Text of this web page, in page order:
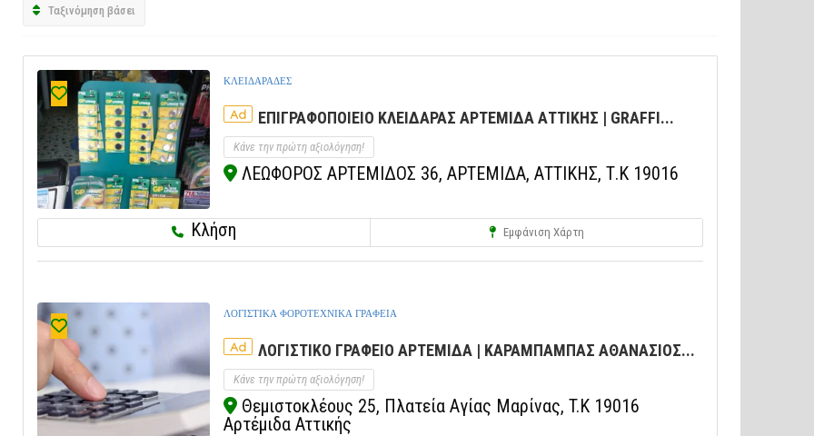
Ταξινόμηση βάσει
ΚΛΕΙΔΑΡΑΔΕΣ
Ad ΕΠΙΓΡΑΦΟΠΟΙΕΙΟ ΚΛΕΙΔΑΡΑΣ ΑΡΤΕΜΙΔΑ ΑΤΤΙΚΗΣ | GRAFFI...
Κάνε την πρώτη αξιολόγηση!
ΛΕΩΦΟΡΟΣ ΑΡΤΕΜΙΔΟΣ 36, ΑΡΤΕΜΙΔΑ, ΑΤΤΙΚΗΣ, Τ.Κ 19016
Κλήση Εμφάνιση Χάρτη
ΛΟΓΙΣΤΙΚΑ ΦΟΡΟΤΕΧΝΙΚΑ ΓΡΑΦΕΙΑ
Ad ΛΟΓΙΣΤΙΚΟ ΓΡΑΦΕΙΟ ΑΡΤΕΜΙΔΑ | ΚΑΡΑΜΠΑΜΠΑΣ ΑΘΑΝΑΣΙΟΣ...
Κάνε την πρώτη αξιολόγηση!
Θεμιστοκλέους 25, Πλατεία Αγίας Μαρίνας, T.K 19016
Αρτέμιδα Αττικής